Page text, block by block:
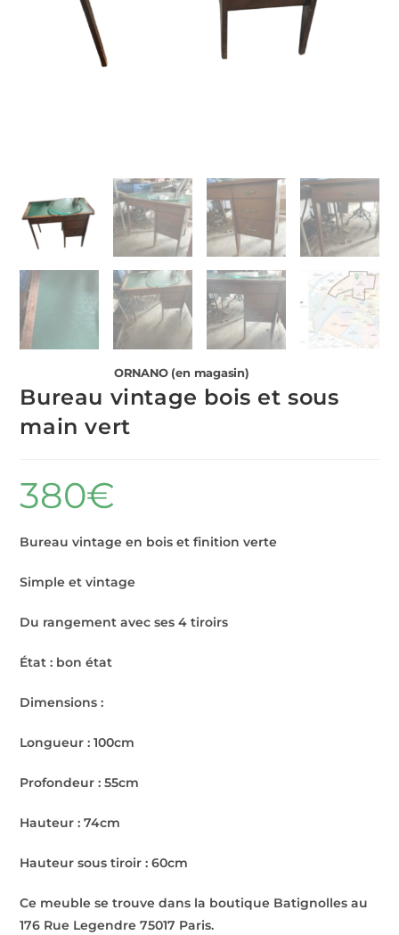
ORNANO (en magasin)
Bureau vintage bois et sous
main vert
380€
Bureau vintage en bois et finition verte
Simple et vintage
Du rangement avec ses 4 tiroirs
État : bon état
Dimensions :
Longueur : 100cm
Profondeur : 55cm
Hauteur : 74cm
Hauteur sous tiroir : 60cm
Ce meuble se trouve dans la boutique Batignolles au
176 Rue Legendre 75017 Paris.